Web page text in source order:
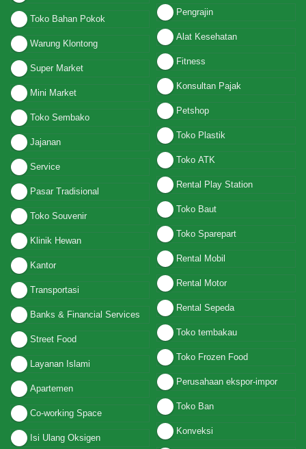
Toko Bahan Pokok
Warung Klontong
Super Market
Mini Market
Toko Sembako
Jajanan
Service
Pasar Tradisional
Toko Souvenir
Klinik Hewan
Kantor
Transportasi
Banks & Financial Services
Street Food
Layanan Islami
Apartemen
Co-working Space
Isi Ulang Oksigen
Pengrajin
Alat Kesehatan
Fitness
Konsultan Pajak
Petshop
Toko Plastik
Toko ATK
Rental Play Station
Toko Baut
Toko Sparepart
Rental Mobil
Rental Motor
Rental Sepeda
Toko tembakau
Toko Frozen Food
Perusahaan ekspor-impor
Toko Ban
Konveksi